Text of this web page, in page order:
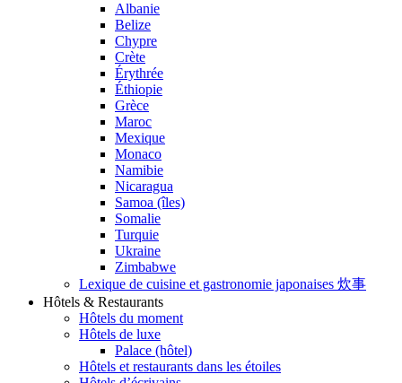
Albanie
Belize
Chypre
Crète
Érythrée
Éthiopie
Grèce
Maroc
Mexique
Monaco
Namibie
Nicaragua
Samoa (îles)
Somalie
Turquie
Ukraine
Zimbabwe
Lexique de cuisine et gastronomie japonaises 炊事
Hôtels & Restaurants
Hôtels du moment
Hôtels de luxe
Palace (hôtel)
Hôtels et restaurants dans les étoiles